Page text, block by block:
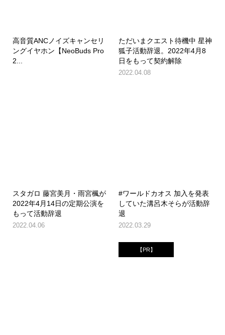
高音質ANCノイズキャンセリ
ングイヤホン【NeoBuds Pro
2...
ただいまクエスト待機中 星神
狐子活動辞退。2022年4月8
日をもって契約解除
2022.04.08
スタガロ 藤宮美月・雨宮楓が
2022年4月14日の定期公演を
もって活動辞退
2022.04.06
#ワールドカオス 加入を発表
していた溝呂木そらが活動辞
退
2022.03.29
【PR】